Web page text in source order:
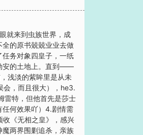
就来到虫族世界，成
的原书兢兢业业去做
务对象四皇子，一纸
安的土地上。直到——
浅淡的紫眸里是从未
会，而且很大），he3.
雷特，但他首先是莎士
任何效果吖）4.剧情需
《无相之皇》，感兴
两界围剿追杀，亲族